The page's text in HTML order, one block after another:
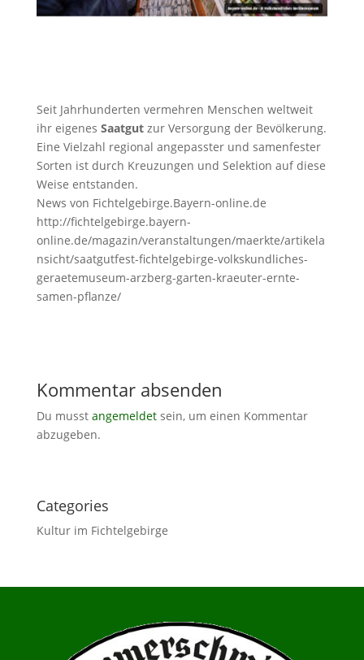
Seit Jahrhunderten vermehren Menschen weltweit
ihr eigenes Saatgutzur Versorgung der Bevölkerung.
Eine Vielzahl regional angepasster und samenfester
Sorten ist durch Kreuzungen und Selektion auf diese
Weise entstanden.
News von Fichtelgebirge.Bayern-online.de
http://fichtelgebirge.bayern-
online.de/magazin/veranstaltungen/maerkte/artikela
nsicht/saatgutfest-fichtelgebirge-volkskundliches-
geraetemuseum-arzberg-garten-kraeuter-ernte-
samen-pflanze/
Kommentar absenden
Du musst angemeldetsein, um einen Kommentar
abzugeben.
Categories
Kultur im Fichtelgebirge